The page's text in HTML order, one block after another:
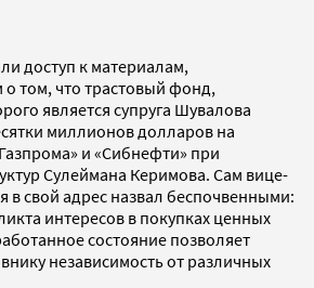
доступ к материалам,
том, что трастовый фонд,
является супруга Шувалова
миллионов долларов на
и «Сибнефти» при
Сулеймана Керимова. Сам вице-
в свой адрес назвал беспочвенными:
интересов в покупках ценных
состояние позволяет
независимость от различных